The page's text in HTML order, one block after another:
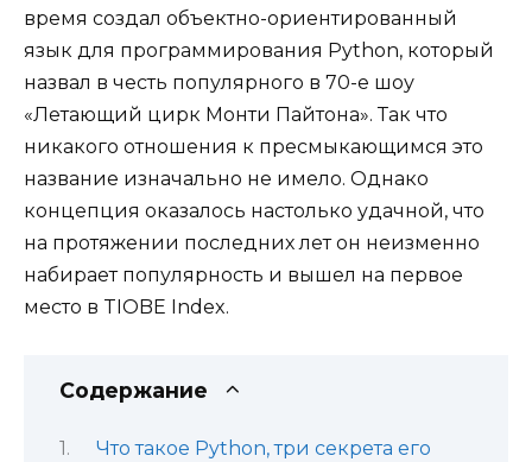
время создал объектно-ориентированный
язык для программирования Python, который
назвал в честь популярного в 70-е шоу
«Летающий цирк Монти Пайтона». Так что
никакого отношения к пресмыкающимся это
название изначально не имело. Однако
концепция оказалось настолько удачной, что
на протяжении последних лет он неизменно
набирает популярность и вышел на первое
место в TIOBE Index.
Содержание
Что такое Python, три секрета его